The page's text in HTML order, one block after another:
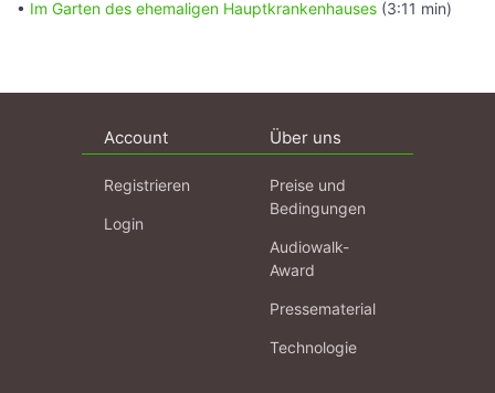
• Im Garten des ehemaligen Hauptkrankenhauses (3:11 min)
Account
Registrieren
Login
Über uns
Preise und
Bedingungen
Audiowalk-
Award
Pressematerial
Technologie